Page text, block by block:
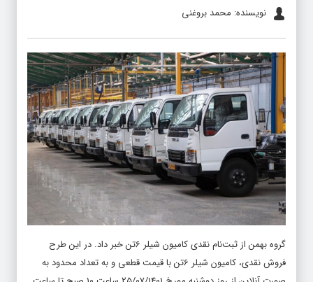
نویسنده: محمد بروغنی
گروه بهمن از ثبت‌نام نقدی کامیون شیلر 6تن خبر داد. در این طرح
فروش نقدی، کامیون شیلر 6تن با قیمت قطعی و به تعداد محدود به